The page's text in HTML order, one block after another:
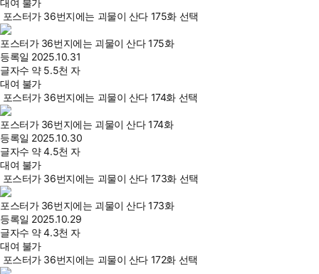
대여 불가
포스터가 36번지에는 괴물이 산다 175화 선택
포스터가 36번지에는 괴물이 산다 175화
등록일 2025.10.31
글자수 약 5.5천 자
대여 불가
포스터가 36번지에는 괴물이 산다 174화 선택
포스터가 36번지에는 괴물이 산다 174화
등록일 2025.10.30
글자수 약 4.5천 자
대여 불가
포스터가 36번지에는 괴물이 산다 173화 선택
포스터가 36번지에는 괴물이 산다 173화
등록일 2025.10.29
글자수 약 4.3천 자
대여 불가
포스터가 36번지에는 괴물이 산다 172화 선택